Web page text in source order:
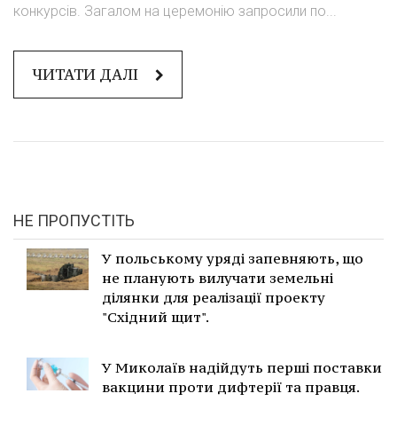
конкурсів. Загалом на церемонію запросили по...
ЧИТАТИ ДАЛІ
НЕ ПРОПУСТІТЬ
У польському уряді запевняють, що
не планують вилучати земельні
ділянки для реалізації проекту
"Східний щит".
У Миколаїв надійдуть перші поставки
вакцини проти дифтерії та правця.